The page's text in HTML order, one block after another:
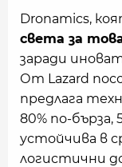
Dronamics,
света за
заради
От Lazard
предлага
80% по-бърза,
устойчива в
логистични